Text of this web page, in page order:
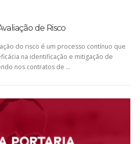
de Risco
do risco é um processo contínuo que
na identificação e mitigação de
nos contratos de …